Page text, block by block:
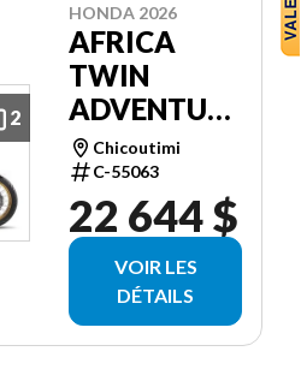
2
HONDA 2026
AFRICA
TWIN
ADVENTURE
SPORTS ES
Chicoutimi
C-55063
22 644 $
VOIR LES
DÉTAILS